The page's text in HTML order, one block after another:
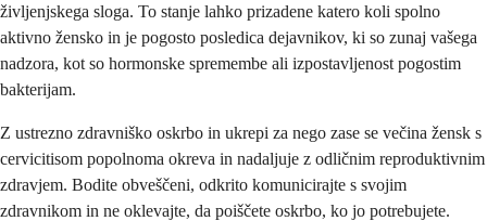
življenjskega sloga. To stanje lahko prizadene katero koli spolno
aktivno žensko in je pogosto posledica dejavnikov, ki so zunaj vašega
nadzora, kot so hormonske spremembe ali izpostavljenost pogostim
bakterijam.
Z ustrezno zdravniško oskrbo in ukrepi za nego zase se večina žensk s
cervicitisom popolnoma okreva in nadaljuje z odličnim reproduktivnim
zdravjem. Bodite obveščeni, odkrito komunicirajte s svojim
zdravnikom in ne oklevajte, da poiščete oskrbo, ko jo potrebujete.